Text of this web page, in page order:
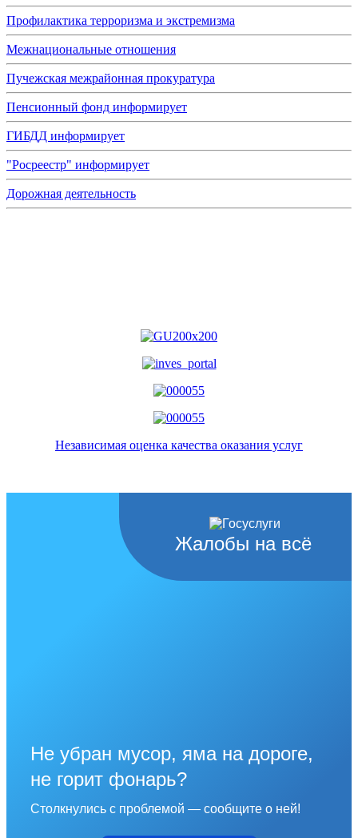
Профилактика терроризма и экстремизма
Межнациональные отношения
Пучежская межрайонная прокуратура
Пенсионный фонд информирует
ГИБДД информирует
"Росреестр" информирует
Дорожная деятельность
Независимая оценка качества оказания услуг
Жалобы на всё
Не убран мусор, яма на дороге,
не горит фонарь?
Столкнулись с проблемой — сообщите о ней!